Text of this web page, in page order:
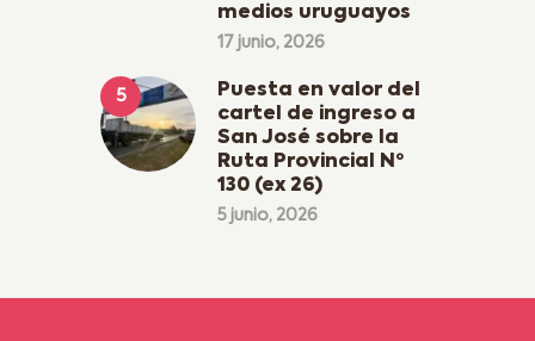
medios uruguayos
17 junio, 2026
Puesta en valor del
cartel de ingreso a
San José sobre la
Ruta Provincial Nº
130 (ex 26)
5 junio, 2026